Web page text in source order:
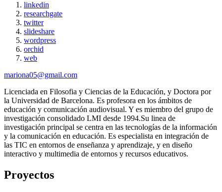
linkedin
researchgate
twitter
slideshare
wordpress
orchid
web
mariona05@gmail.com
Licenciada en Filosofia y Ciencias de la Educación, y Doctora por
la Universidad de Barcelona. Es profesora en los ámbitos de
educación y comunicación audiovisual. Y es miembro del grupo de
investigación consolidado LMI desde 1994.Su linea de
investigación principal se centra en las tecnologías de la información
y la comunicación en educación. Es especialista en integración de
las TIC en entornos de enseñanza y aprendizaje, y en diseño
interactivo y multimedia de entornos y recursos educativos.
Proyectos